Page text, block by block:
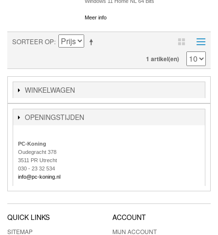
Meer info
SORTEER OP
1 artikel(en)
WINKELWAGEN
OPENINGSTIJDEN
PC-Koning
Oudegracht 378
3511 PR Utrecht
030 - 23 32 534
info@pc-koning.nl
QUICK LINKS
SITEMAP
ACCOUNT
MIJN ACCOUNT